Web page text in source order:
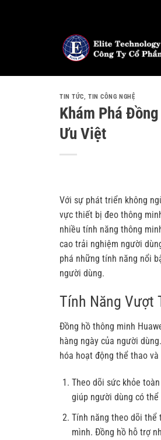
TIN TỨC,TIN CÔNG NGHỆ
Khám Phá
Ưu Việt
Với sự phát triển không
vực thiết bị đeo thông
nhiều tính năng thông
cao trải nghiệm người
phá những tính năng nổi
người dùng.
Tính Năng Vượt
Đồng hồ thông minh
hàng ngày của người
hóa hoạt động thể thao và
Theo dõi sức khỏe
giúp người dùng có
Tính năng theo dõi thể
mình. Đồng hồ hỗ trợ